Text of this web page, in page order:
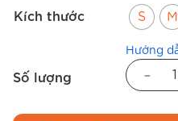
Kích thước S M
Số lượng -
Hướng